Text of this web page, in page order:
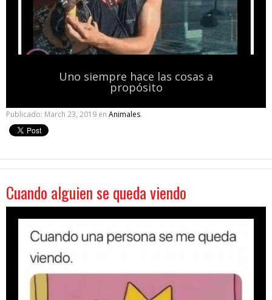
Uno siempre hace las cosas a
propósito
Publicado: March 23, 2019 en Animales.
Cuando alguien se queda viendo